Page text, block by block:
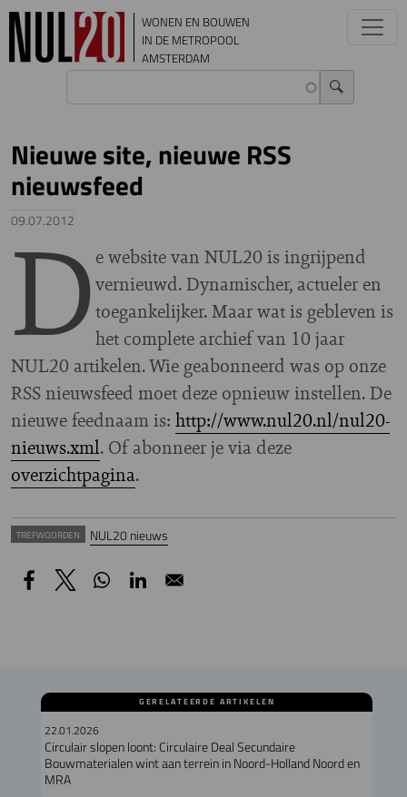
Overslaan en naar de inhoud gaan
WONEN EN BOUWEN
IN DE METROPOOL
AMSTERDAM
Nieuwe site, nieuwe RSS
nieuwsfeed
09.07.2012
D e website van NUL20 is ingrijpend
vernieuwd. Dynamischer, actueler en
toegankelijker. Maar wat is gebleven is
het complete archief van 10 jaar
NUL20 artikelen. Wie geabonneerd was op onze
RSS nieuwsfeed moet deze opnieuw instellen. De
nieuwe feednaam is: http://www.nul20.nl/nul20-
nieuws.xml. Of abonneer je via deze
overzichtpagina.
TREFWOORDEN NUL20 nieuws
GERELATEERDE ARTIKELEN
22.01.2026
Circulair slopen loont: Circulaire Deal Secundaire
Bouwmaterialen wint aan terrein in Noord-Holland Noord en
MRA